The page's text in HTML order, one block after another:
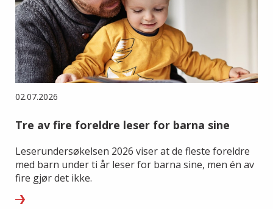
02.07.2026
Tre av fire foreldre leser for barna sine
Leserundersøkelsen 2026 viser at de fleste foreldre
med barn under ti år leser for barna sine, men én av
fire gjør det ikke.